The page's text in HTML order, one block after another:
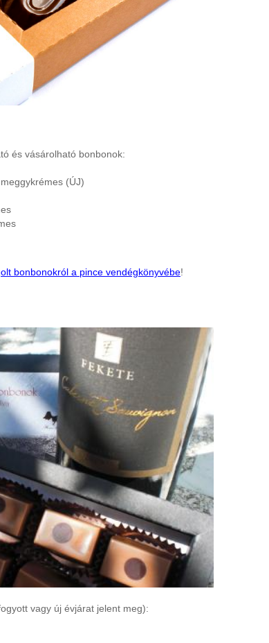
és vásárolható bonbonok:
(ÚJ)
bonbonokról a pince vendégkönyvébe!
vagy új évjárat jelent meg):